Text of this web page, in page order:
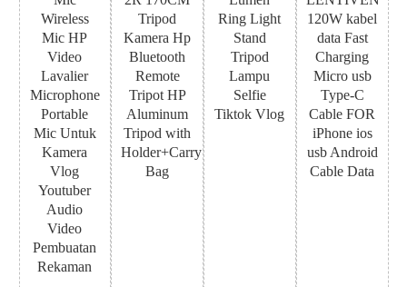
Wireless
Mic HP
Video
Lavalier
Microphone
Portable
Mic Untuk
Kamera
Vlog
Youtuber
Audio
Video
Pembuatan
Rekaman
Tripod
Kamera Hp
Bluetooth
Remote
Tripot HP
Aluminum
Tripod with
Holder+Carry
Bag
Ring Light
Stand
Tripod
Lampu
Selfie
Tiktok Vlog
120W kabel
data Fast
Charging
Micro usb
Type-C
Cable FOR
iPhone ios
usb Android
Cable Data